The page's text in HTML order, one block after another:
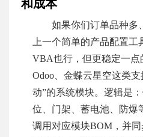
和成本
如果你们订单品种多
上一个简单的产品配置工
VBA也行，但更稳定一点
Odoo、金蝶云星空这类
动”的系统模块。逻辑是
位、门架、蓄电池、防爆
调用对应模块BOM，并